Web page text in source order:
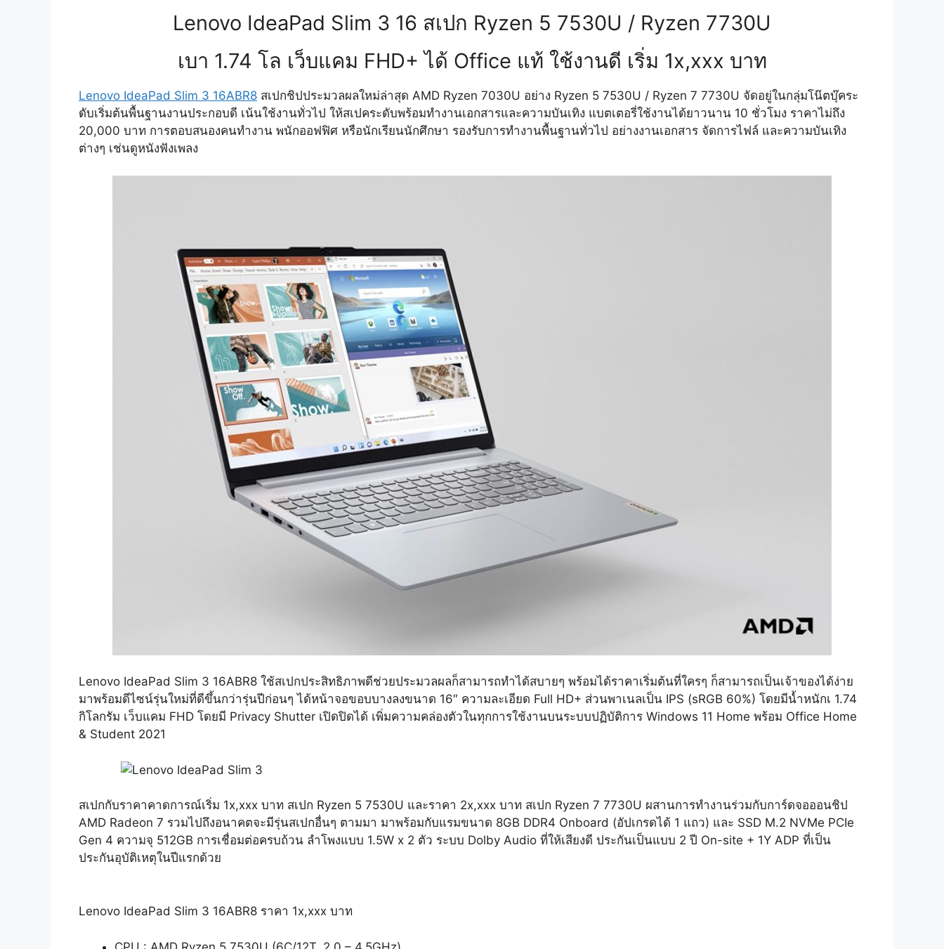
Lenovo IdeaPad Slim 3 16 สเปก Ryzen 5 7530U / Ryzen 7730U
เบา 1.74 โล เว็บแคม FHD+ ได้ Office แท้ ใช้งานดี เริ่ม 1x,xxx บาท
Lenovo IdeaPad Slim 3 16ABR8 สเปกชิปประมวลผลใหม่ล่าสุด AMD Ryzen 7030U อย่าง Ryzen 5 7530U / Ryzen 7 7730U จัดอยู่ในกลุ่มโน๊ตบุ๊คระ
ดับเริ่มต้นพื้นฐานงานประกอบดี เน้นใช้งานทั่วไป ให้สเปคระดับพร้อมทำงานเอกสารและความบันเทิง แบตเตอรี่ใช้งานได้ยาวนาน 10 ชั่วโมง ราคาไม่ถึง
20,000 บาท การตอบสนองคนทำงาน พนักออฟฟิศ หรือนักเรียนนักศึกษา รองรับการทำงานพื้นฐานทั่วไป อย่างงานเอกสาร จัดการไฟล์ และความบันเทิง
ต่างๆ เช่นดูหนังฟังเพลง
Lenovo IdeaPad Slim 3 16ABR8 ใช้สเปกประสิทธิภาพดีช่วยประมวลผลก็สามารถทำได้สบายๆ พร้อมได้ราคาเริ่มต้นที่ใครๆ ก็สามารถเป็นเจ้าของได้ง่าย
มาพร้อมดีไซน์รุ่นใหม่ที่ดีขึ้นกว่ารุ่นปีก่อนๆ ได้หน้าจอขอบบางลงขนาด 16″ ความละเอียด Full HD+ ส่วนพาเนลเป็น IPS (sRGB 60%) โดยมีน้ำหนักเ 1.74
กิโลกรัม เว็บแคม FHD โดยมี Privacy Shutter เปิดปิดได้ เพิ่มความคล่องตัวในทุกการใช้งานบนระบบปฏิบัติการ Windows 11 Home พร้อม Office Home
& Student 2021
สเปกกับราคาคาดการณ์เริ่ม 1x,xxx บาท สเปก Ryzen 5 7530U และราคา 2x,xxx บาท สเปก Ryzen 7 7730U ผสานการทำงานร่วมกับการ์ดจอออนชิป
AMD Radeon 7 รวมไปถึงอนาคตจะมีรุ่นสเปกอื่นๆ ตามมา มาพร้อมกับแรมขนาด 8GB DDR4 Onboard (อัปเกรดได้ 1 แถว) และ SSD M.2 NVMe PCIe
Gen 4 ความจุ 512GB การเชื่อมต่อครบถ้วน ลำโพงแบบ 1.5W x 2 ตัว ระบบ Dolby Audio ที่ให้เสียงดี ประกันเป็นแบบ 2 ปี On-site + 1Y ADP ที่เป็น
ประกันอุบัติเหตุในปีแรกด้วย
Lenovo IdeaPad Slim 3 16ABR8 ราคา 1x,xxx บาท